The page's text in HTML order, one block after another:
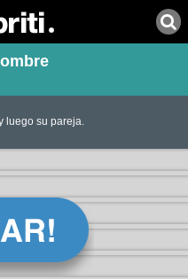
luego su pareja.